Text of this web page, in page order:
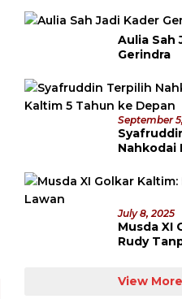
Aulia Sah
Gerindra
September
Nahkodai
July 8, 2025
Musda XI
Rudy
View More